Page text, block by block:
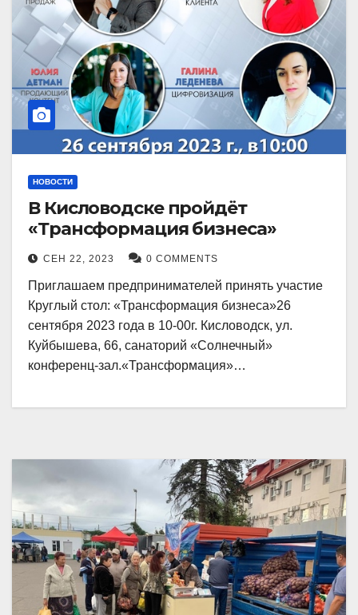
НОВОСТИ
В Кисловодске пройдёт
«Трансформация бизнеса»
СЕН 22, 2023 0 COMMENTS
Приглашаем предпринимателей принять участие
Круглый стол: «Трансформация бизнеса»26
сентября 2023 года в 10-00г. Кисловодск, ул.
Куйбышева, 66, санаторий «Солнечный»
конференц-зал.«Трансформация»…